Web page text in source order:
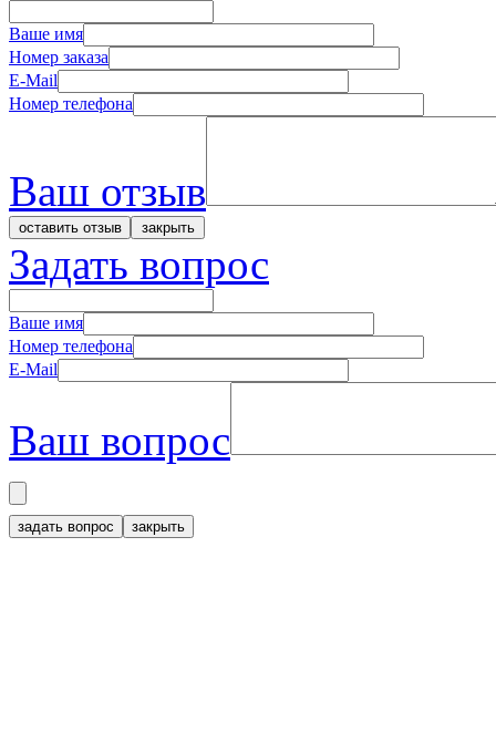
Ваше имя
Номер заказа
E-Mail
Номер телефона
Ваш отзыв
Задать вопрос
Ваше имя
Номер телефона
E-Mail
Ваш вопрос